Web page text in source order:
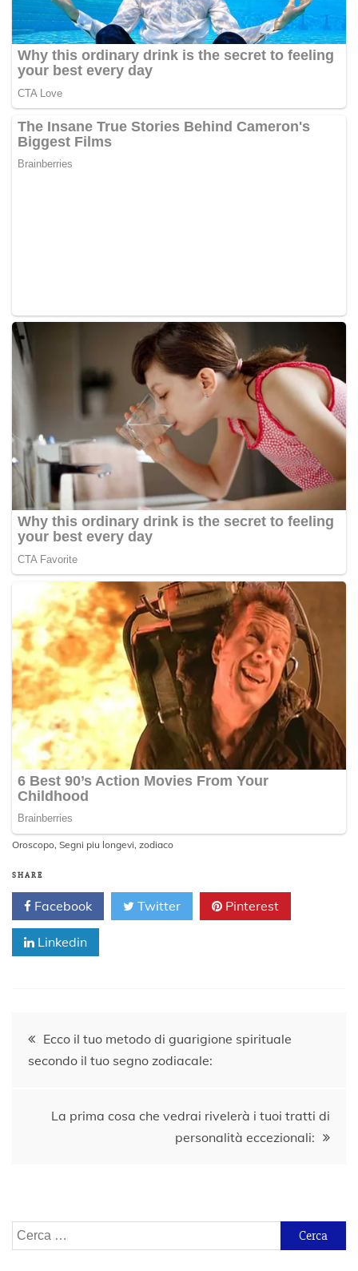
Oroscopo, Segni piu longevi, zodiaco
SHARE
Facebook Twitter Pinterest
Linkedin
Navigazione
articoli
Ecco il tuo metodo di guarigione spirituale
secondo il tuo segno zodiacale:
La prima cosa che vedrai rivelerà i tuoi tratti di
personalità eccezionali:
Ricerca
per: